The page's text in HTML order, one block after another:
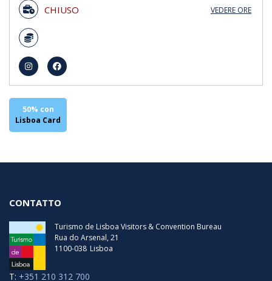
CHIUSO
VEDERE ORE
mercoledì
giovedi
50% con
Lisboa Card
CONTATTO
Turismo de Lisboa Visitors & Convention Bureau
Rua do Arsenal, 21
1100-038 Lisboa
T: +351 210 312 700